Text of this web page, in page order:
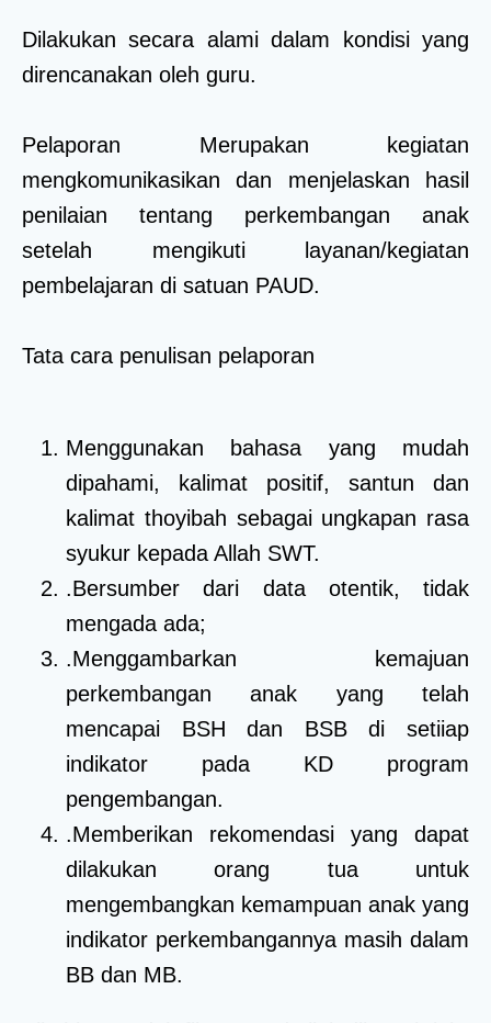
Dilakukan secara alami dalam kondisi yang
direncanakan oleh guru.
Pelaporan Merupakan kegiatan
mengkomunikasikan dan menjelaskan hasil
penilaian tentang perkembangan anak
setelah mengikuti layanan/kegiatan
pembelajaran di satuan PAUD.
Tata cara penulisan pelaporan
Menggunakan bahasa yang mudah
dipahami, kalimat positif, santun dan
kalimat thoyibah sebagai ungkapan rasa
syukur kepada Allah SWT.
.Bersumber dari data otentik, tidak
mengada ada;
.Menggambarkan kemajuan
perkembangan anak yang telah
mencapai BSH dan BSB di setiiap
indikator pada KD program
pengembangan.
.Memberikan rekomendasi yang dapat
dilakukan orang tua untuk
mengembangkan kemampuan anak yang
indikator perkembangannya masih dalam
BB dan MB.